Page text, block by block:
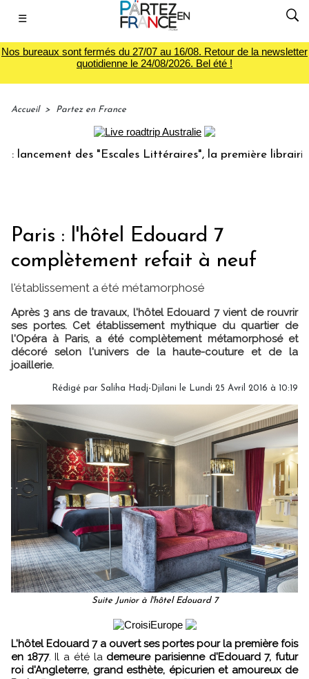
☰
Nos bureaux sont fermés du 27/07 au 16/08. Retour de la newsletter
quotidienne le 24/08/2026. Bel été !
Accueil > Partez en France
des "Escales Littéraires", la première librairie du
Paris : l'hôtel Edouard 7
complètement refait à neuf
l'établissement a été métamorphosé
Après 3 ans de travaux, l'hôtel Edouard 7 vient de rouvrir
ses portes. Cet établissement mythique du quartier de
l'Opéra à Paris, a été complètement métamorphosé et
décoré selon l'univers de la haute-couture et de la
joaillerie.
Rédigé par Saliha Hadj-Djilani le Lundi 25 Avril 2016 à 10:19
Suite Junior à l'hôtel Edouard 7
L'hôtel Edouard 7 a ouvert ses portes pour la première fois
en 1877. Il a été la demeure parisienne d'Edouard 7, futur
roi d'Angleterre, grand esthète, épicurien et amoureux de